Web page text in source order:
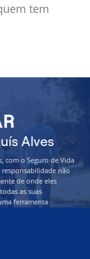
tem
Alves
com o Seguro de Vida
responsabilidade não
de onde eles
as suas
ferramenta